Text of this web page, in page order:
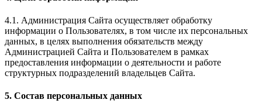
4.1. Администрация Сайта осуществляет обработку
информации о Пользователях, в том числе их персональных
данных, в целях выполнения обязательств между
Администрацией Сайта и Пользователем в рамках
предоставления информации о деятельности и работе
структурных подразделений владельцев Сайта.
5. Состав персональных данных